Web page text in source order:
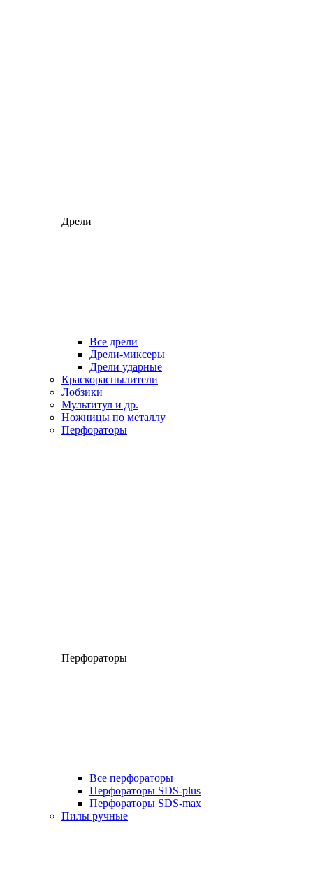
Дрели
Все дрели
Дрели-миксеры
Дрели ударные
Краскораспылители
Лобзики
Мультитул и др.
Ножницы по металлу
Перфораторы
Перфораторы
Все перфораторы
Перфораторы SDS-plus
Перфораторы SDS-max
Пилы ручные